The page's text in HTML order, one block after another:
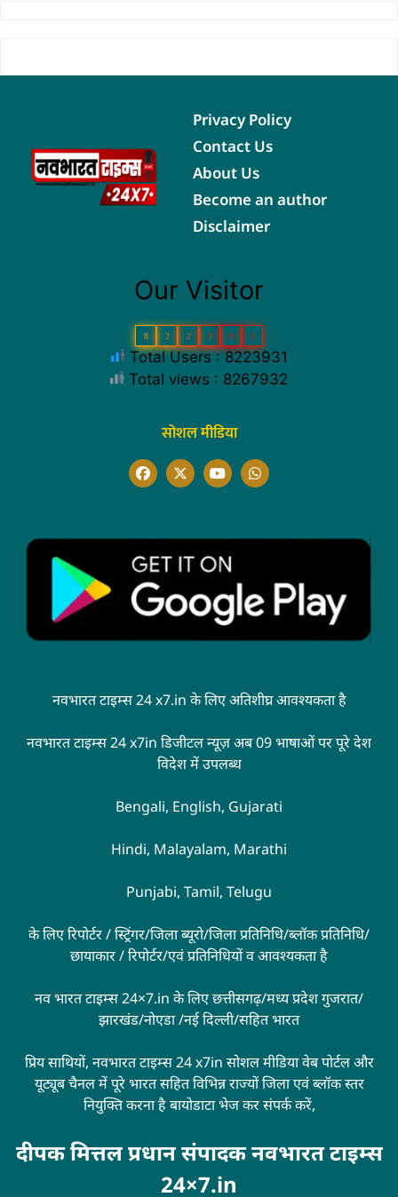
Privacy Policy
Contact Us
About Us
Become an author
Disclaimer
Our Visitor
8 2 2 3 9 3
Total Users : 8223931
Total views : 8267932
सोशल मीडिया
नवभारत टाइम्स 24 x7.in के लिए अतिशीघ्र आवश्यकता है
नवभारत टाइम्स 24 x7in डिजीटल न्यूज़ अब 09 भाषाओं पर पूरे देश
विदेश में उपलब्ध
Bengali, English, Gujarati
Hindi, Malayalam, Marathi
Punjabi, Tamil, Telugu
के लिए रिपोर्टर / स्ट्रिंगर/जिला ब्यूरो/जिला प्रतिनिधि/ब्लॉक प्रतिनिधि/
छायाकार / रिपोर्टर/एवं प्रतिनिधियों व आवश्यकता है
नव भारत टाइम्स 24×7.in के लिए छत्तीसगढ़/मध्य प्रदेश गुजरात/
झारखंड/नोएडा /नई दिल्ली/सहित भारत
प्रिय साथियों, नवभारत टाइम्स 24 x7in सोशल मीडिया वेब पोर्टल और
यूट्यूब चैनल में पूरे भारत सहित विभिन्न राज्यों जिला एवं ब्लॉक स्तर
नियुक्ति करना है बायोडाटा भेज कर संपर्क करें,
दीपक मित्तल प्रधान संपादक नवभारत टाइम्स
24×7.in